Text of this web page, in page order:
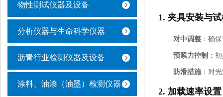
物性测试仪器及设备
分析仪器与生命科学仪器
沥青行业检测仪器及设备
涂料、油漆（油墨）检测仪器及设备
1. 夹具安装与
对中调整 ：确
预紧力控制 ：
防滑措施：对
2. 加载速率设置